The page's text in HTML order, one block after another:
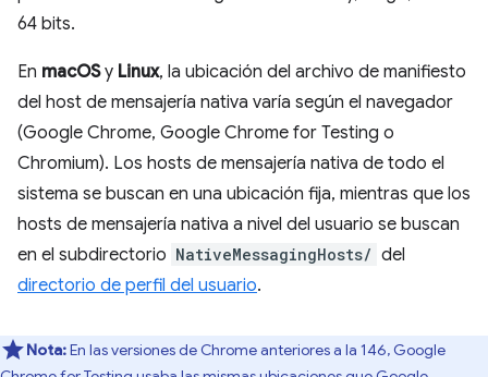
64 bits.
En macOSy Linux, la ubicación del archivo de manifiesto
del host de mensajería nativa varía según el navegador
(Google Chrome, Google Chrome for Testing o
Chromium). Los hosts de mensajería nativa de todo el
sistema se buscan en una ubicación fija, mientras que los
hosts de mensajería nativa a nivel del usuario se buscan
en el subdirectorio NativeMessagingHosts/ del
directorio de perfil del usuario.
Nota:En las versiones de Chrome anteriores a la 146, Google